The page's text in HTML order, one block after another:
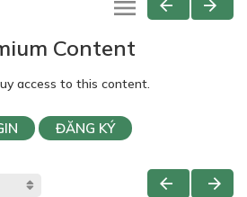
Content
access to this content.
ĐĂNG KÝ